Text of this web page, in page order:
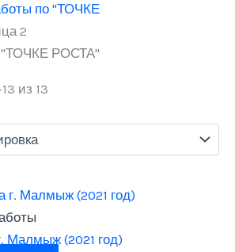
по "ТОЧКЕ
2
"ТОЧКЕ РОСТА"
из 13
Малмыж (2021 год)